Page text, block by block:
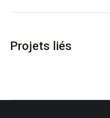
Projets liés